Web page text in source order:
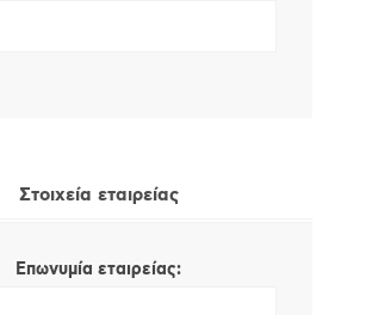
Στοιχεία εταιρείας
Επωνυμία εταιρείας: